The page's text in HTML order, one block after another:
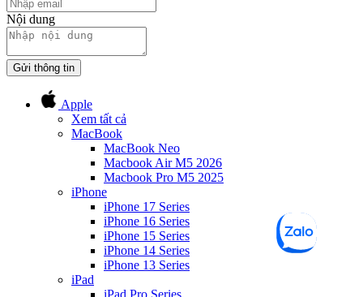
Nội dung
Gửi thông tin
Apple
Xem tất cả
MacBook
MacBook Neo
Macbook Air M5 2026
Macbook Pro M5 2025
iPhone
iPhone 17 Series
iPhone 16 Series
iPhone 15 Series
iPhone 14 Series
iPhone 13 Series
iPad
iPad Pro Series